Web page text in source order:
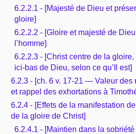
6.2.2.1 - [Majesté de Dieu et
gloire]
6.2.2.2 - [Gloire et majesté de
l’homme]
6.2.2.3 - [Christ centre de la
ici-bas de Dieu, selon ce qu’Il est]
6.2.3 - [ch. 6 v. 17-21 — Valeur des
et rappel des exhortations à
6.2.4 - [Effets de la manifestation
de la gloire de Christ]
6.2.4.1 - [Maintien dans la